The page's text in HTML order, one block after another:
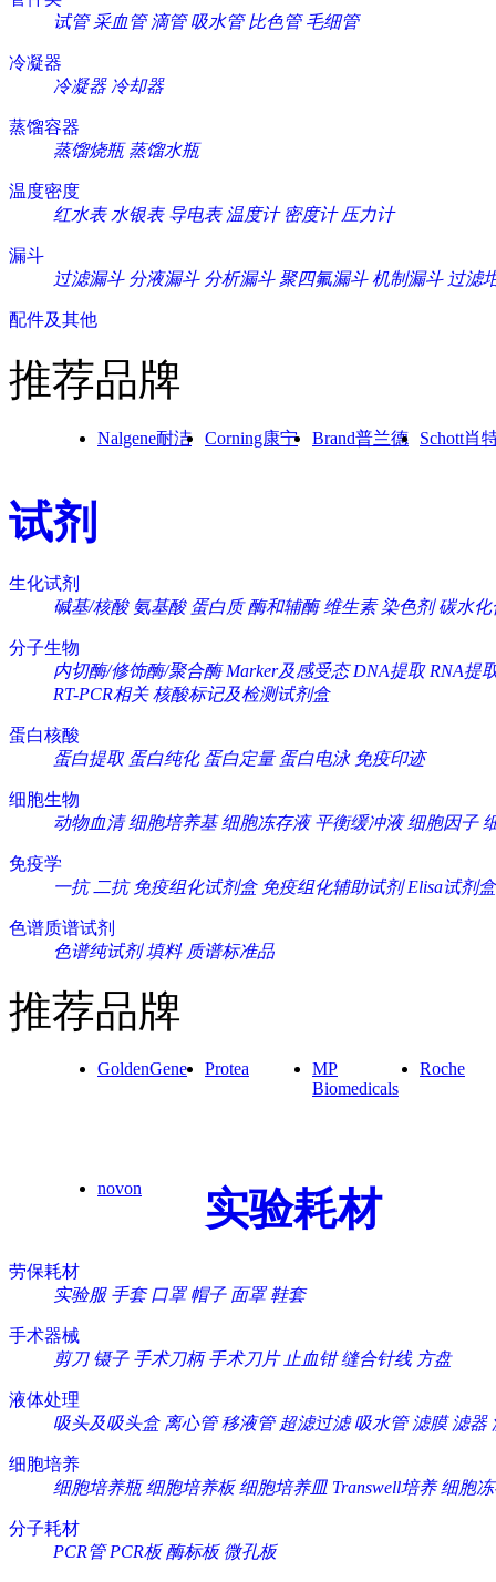
试管 采血管 滴管 吸水管 比色管 毛细管
冷凝器
冷凝器 冷却器
蒸馏容器
蒸馏烧瓶 蒸馏水瓶
温度密度
红水表 水银表 导电表 温度计 密度计 压力计
漏斗
过滤漏斗 分液漏斗 分析漏斗 聚四氟漏斗 机制漏斗 过滤
配件及其他
推荐品牌
Nalgene耐洁 Corning康宁 Brand普兰德 Schott肖
试剂
生化试剂
碱基/核酸 氨基酸 蛋白质 酶和辅酶 维生素 染色剂 碳水化
分子生物
内切酶/修饰酶/聚合酶 Marker及感受态 DNA提取 RNA提
RT-PCR相关 核酸标记及检测试剂盒
蛋白核酸
蛋白提取 蛋白纯化 蛋白定量 蛋白电泳 免疫印迹
细胞生物
动物血清 细胞培养基 细胞冻存液 平衡缓冲液 细胞因子
免疫学
一抗 二抗 免疫组化试剂盒 免疫组化辅助试剂 Elisa试剂盒
色谱质谱试剂
色谱纯试剂 填料 质谱标准品
推荐品牌
GoldenGene Protea
MP
Biomedicals
Roche
novon 实验耗材
劳保耗材
实验服 手套 口罩 帽子 面罩 鞋套
手术器械
剪刀 镊子 手术刀柄 手术刀片 止血钳 缝合针线 方盘
液体处理
吸头及吸头盒 离心管 移液管 超滤过滤 吸水管 滤膜 滤器
细胞培养
细胞培养瓶 细胞培养板 细胞培养皿 Transwell培养 细胞
分子耗材
PCR管 PCR板 酶标板 微孔板